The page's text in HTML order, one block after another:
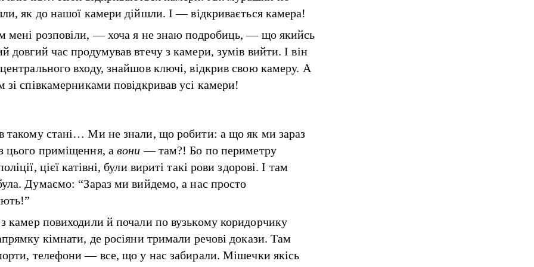
як до нашої камери дійшли. І — відкривається камера!
мені розповіли, — хоча я не знаю подробиць, — що якийсь
довгий час продумував втечу з камери, зумів вийти. І він
входу, знайшов ключі, відкрив свою камеру. А
зі співкамерниками повідкривав усі камери!
такому стані… Ми не знали, що робити: а що як ми зараз
цього приміщення, авони — там?! Бо по периметру
цієї катівні, були вириті такі рови здорові. І там
Думаємо: “Зараз ми вийдемо, а нас просто
камер повиходили й почали по вузькому коридорчику
кімнати, де росіяни тримали речові докази. Там
телефони — все, що у нас забирали. Мішечки якісь